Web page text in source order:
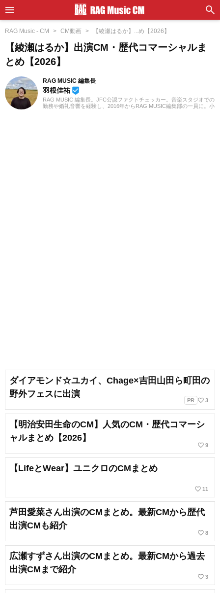
RAG Music - CM CM動画 【綾瀬はるか】...め【2026】
【綾瀬はるか】出演CM・歴代コマーシャルま
とめ【2026】
RAG MUSIC 編集長
羽根佳祐 beenhere
RAG MUSIC 編集長。JFC公認ファクトチェッカー。音楽スタジオでの
勤務や婚礼音響を経験し、2016年からRAG MUSIC編集部の一員に。小
ダイアモンド☆ユカイ、Chage×吉田山田ら町田の
野外フェスに出演
PR favorite_border 3
【明治安田生命のCM】人気のCM・歴代コマーシ
ャルまとめ【2026】
favorite_border 9
【LifeとWear】ユニクロのCMまとめ
favorite_border 11
芦田愛菜さん出演のCMまとめ。最新CMから歴代
出演CMも紹介
favorite_border 8
広瀬すずさん出演のCMまとめ。最新CMから過去
出演CMまで紹介
favorite_border 3